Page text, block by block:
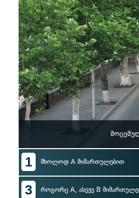
1 მხოლოდ A მიმართულებით
3 როგორც A, ასევე B